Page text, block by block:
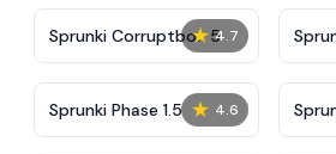
★ 4.7
Sprunki Corruptbox 5
★ 4.6
Sprunki Phase 1.5